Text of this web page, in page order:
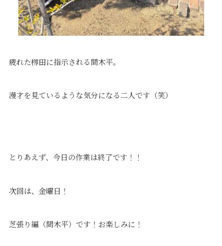
疲れた栁田に指示される間木平。
漫才を見ているような気分になる二人です（笑）
とりあえず、今日の作業は終了です！！
次回は、金曜日！
芝張り編（間木平）です！お楽しみに！